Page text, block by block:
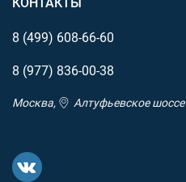
8 (499) 608-66-60
8 (977) 836-00-38
Москва, Алтуфьевское